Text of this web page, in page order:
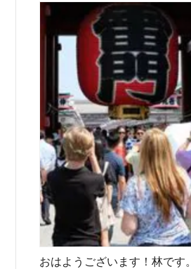
おはようございます！林です。